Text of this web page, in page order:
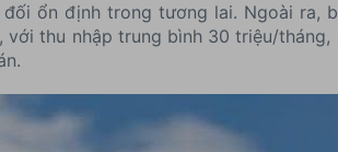
ổn định trong tương lai. Ngoài ra,
thu nhập trung bình 30 triệu/